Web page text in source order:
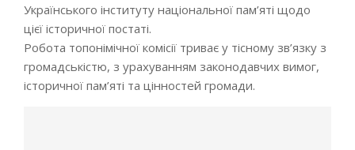
Українського інституту національної пам’яті щодо
цієї історичної постаті.
Робота топонімічної комісії триває у тісному зв’язку з
громадськістю, з урахуванням законодавчих вимог,
історичної пам’яті та цінностей громади.